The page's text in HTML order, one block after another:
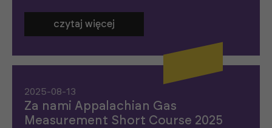
czytaj więcej
2025-08-13
Za nami Appalachian Gas
Measurement Short Course 2025